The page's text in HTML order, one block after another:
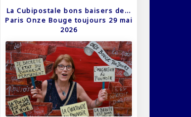
La Cubipostale bons baisers de…
Paris Onze Bouge toujours 29 mai
2026